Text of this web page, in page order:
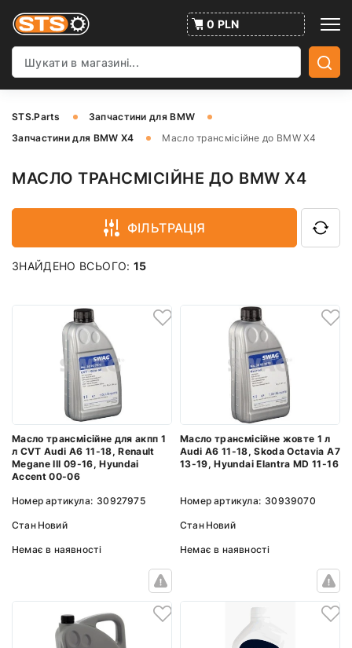
0 PLN
STS.Parts
Запчастини для BMW
Запчастини для BMW X4
Масло трансмісійне до BMW X4
МАСЛО ТРАНСМІСІЙНЕ ДО BMW X4
ФІЛЬТРАЦІЯ
ЗНАЙДЕНО ВСЬОГО: 15
Масло трансмісійне для акпп 1
л CVT Audi A6 11-18, Renault
Megane III 09-16, Hyundai
Accent 00-06
Номер артикула: 30927975
Стан Новий
Немає в наявності
Масло трансмісійне жовте 1 л
Audi A6 11-18, Skoda Octavia A7
13-19, Hyundai Elantra MD 11-16
Номер артикула: 30939070
Стан Новий
Немає в наявності